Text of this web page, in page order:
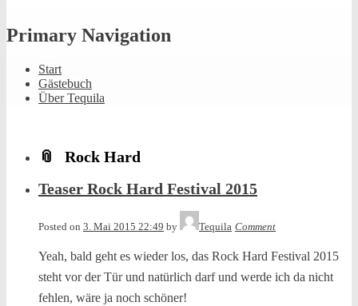
Primary Navigation
Start
Gästebuch
Über Tequila
Rock Hard
Teaser Rock Hard Festival 2015
Posted on 3. Mai 2015 22:49 by Tequila Comment
Yeah, bald geht es wieder los, das Rock Hard Festival 2015
steht vor der Tür und natürlich darf und werde ich da nicht
fehlen, wäre ja noch schöner!